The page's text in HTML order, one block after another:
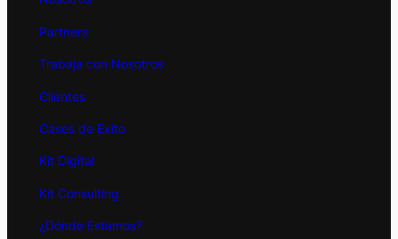
Partners
Trabaja con Nosotros
Clientes
Casos de Exito
KitDigital
Kit Consulting
¿Dónde Estamos?